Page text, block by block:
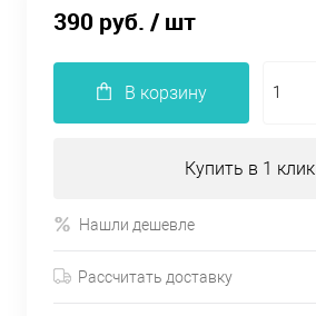
390 руб. / шт
В корзину
Купить в 1 клик
Нашли дешевле
Рассчитать доставку